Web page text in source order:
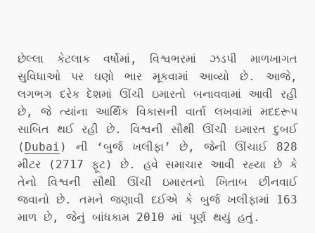
છેલ્લા કેટલાક વર્ષોમાં, વિશ્વભરમાં ઝડપી માળખાગત
સુવિધાઓ પર ઘણો ભાર મૂકવામાં આવ્યો છે. આજે,
લગભગ દરેક દેશમાં ઊંચી ઇમારતો બનાવવામાં આવી રહી
છે, જે ત્યાંના આર્થિક વિકાસની વાર્તા લખવામાં મદદરૂપ
સાબિત થઈ રહી છે. વિશ્વની સૌથી ઊંચી ઇમારત દુબઈ
( Dubai ) ની ‘બુર્જ ખલીફા’ છે, જેની ઊંચાઈ 828
મીટર (2717 ફૂટ) છે. હવે સમાચાર આવી રહ્યા છે કે
તેનો વિશ્વની સૌથી ઊંચી ઇમારતનો ખિતાબ છીનવાઈ
જવાનો છે. તમને જણાવી દઈએ કે બુર્જ ખલીફામાં 163
માળ છે, જેનું બાંધકામ 2010 માં પૂર્ણ થયું હતું.